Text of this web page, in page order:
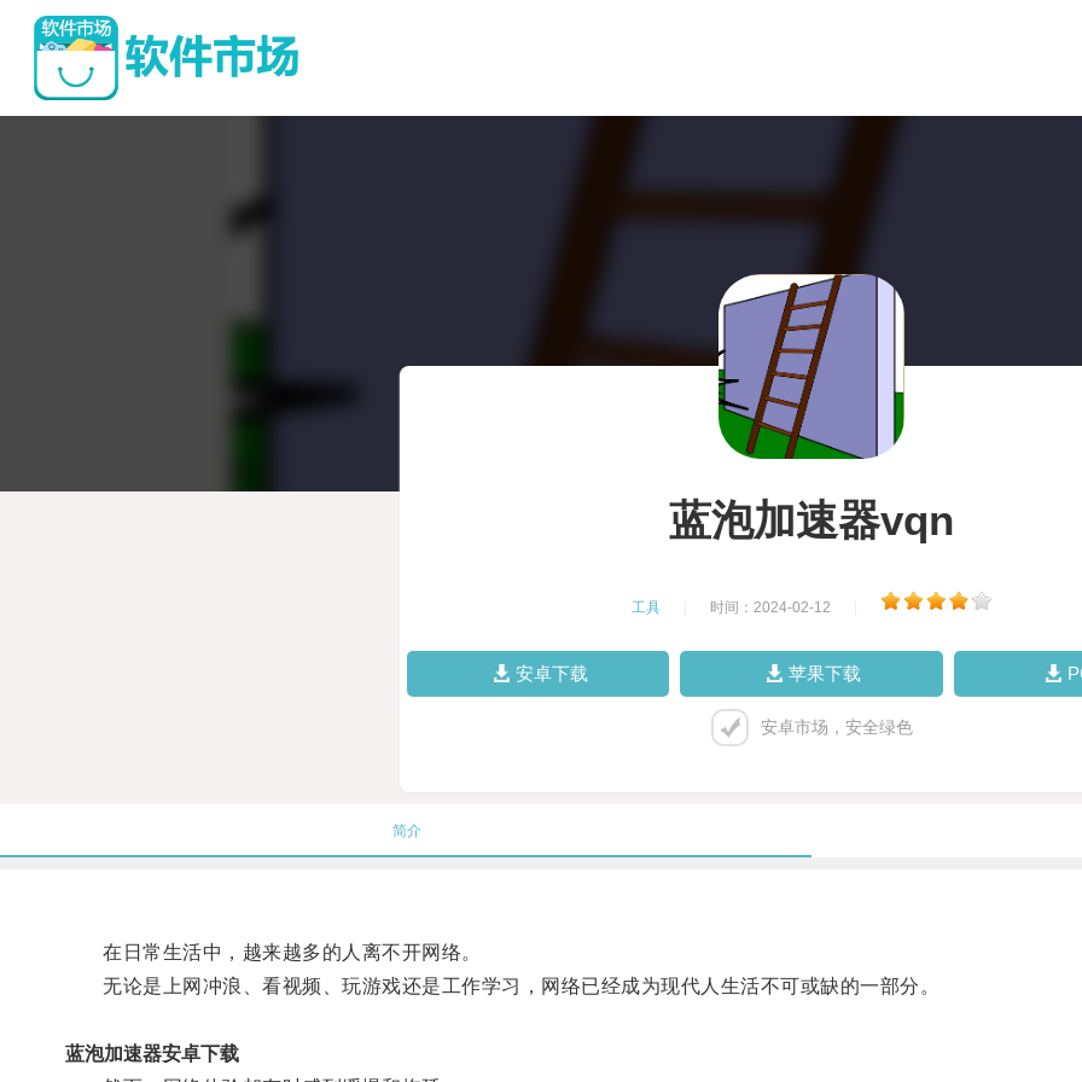
蓝泡加速器vqn
工具 时间：2024-02-12
安卓下载 苹果下载
安卓市场，安全绿色
简介
在日常生活中，越来越多的人离不开网络。
无论是上网冲浪、看视频、玩游戏还是工作学习，网络已经成为现代人生活不可或缺的一部分。
蓝泡加速器安卓下载